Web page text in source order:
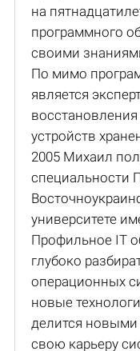
на
программного
своими
По мимо
является
устройств
2005 Михаил
специальности
университете
Профильное IT
глубоко
операционных
новые
делится
свою карьеру